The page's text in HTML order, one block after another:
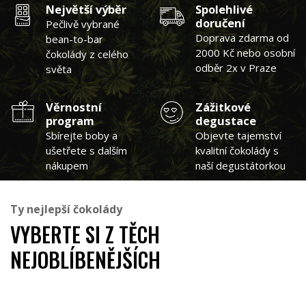
Největší výběr
Pečlivě vybrané
bean-to-bar
čokolády z celého
světa
Spolehlivé
doručení
Doprava zdarma od
2000 Kč nebo osobní
odběr 2x v Praze
Věrnostní
program
Sbírejte boby a
ušetřete s dalším
nákupem
Zážitkové
degustace
Objevte tajemství
kvalitní čokolády s
naší degustátorkou
Ty nejlepší čokolády
VYBERTE SI Z TĚCH
NEJOBLÍBENĚJŠÍCH